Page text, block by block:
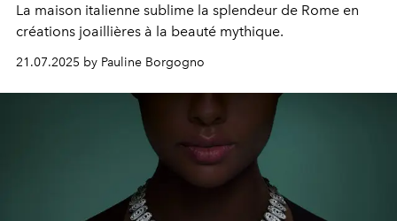
La maison italienne sublime la splendeur de Rome en
créations joaillières à la beauté mythique.
21.07.2025 by Pauline Borgogno